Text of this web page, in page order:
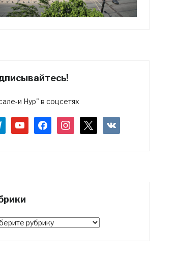
и Нур" в соцсетях
youtubefacebookinstagram vkontakte